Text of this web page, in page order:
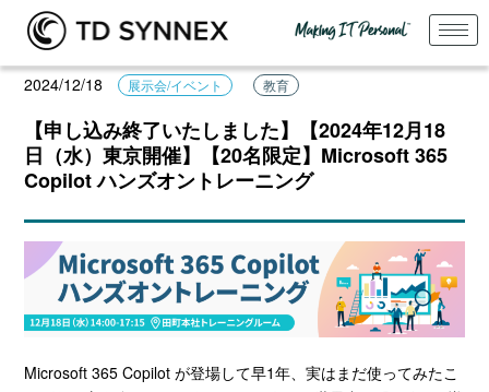
2024/12/18 展示会/イベント 教育
【申し込み終了いたしました】【2024年12月18
日（水）東京開催】【20名限定】Microsoft 365
Copilot ハンズオントレーニング
Microsoft 365 Copilot が登場して早1年、実はまだ使ってみたこ